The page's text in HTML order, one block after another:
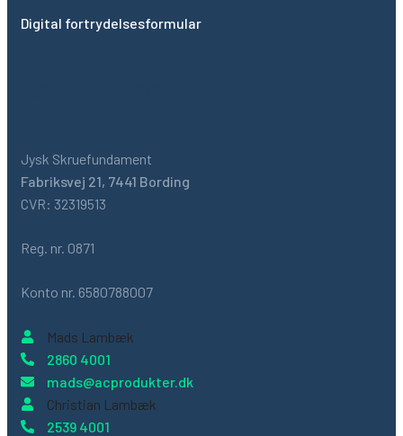
Digital fortrydelsesformular
Jysk Skruefundament
Fabriksvej 21, 7441 Bording
CVR: 32319513
Reg. nr. 0871
Konto nr. 6580788007
Mads Lambæk
2860 4001
mads@acprodukter.dk
Christian Lambæk
2539 4001